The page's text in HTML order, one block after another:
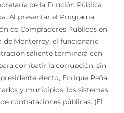
de la Función Pública
Al presentar el Programa
de Compradores Públicos en
Monterrey, el funcionario
saliente terminará con
combatir la corrupción; sin
electo, Enrique Peña
y municipios, los sistemas
contrataciones públicas. (El